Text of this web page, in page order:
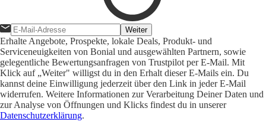
Weiter
Erhalte Angebote, Prospekte, lokale Deals, Produkt- und
Serviceneuigkeiten von Bonial und ausgewählten Partnern, sowie
gelegentliche Bewertungsanfragen von Trustpilot per E-Mail. Mit
Klick auf „Weiter" willigst du in den Erhalt dieser E-Mails ein. Du
kannst deine Einwilligung jederzeit über den Link in jeder E-Mail
widerrufen. Weitere Informationen zur Verarbeitung Deiner Daten und
zur Analyse von Öffnungen und Klicks findest du in unserer
Datenschutzerklärung.